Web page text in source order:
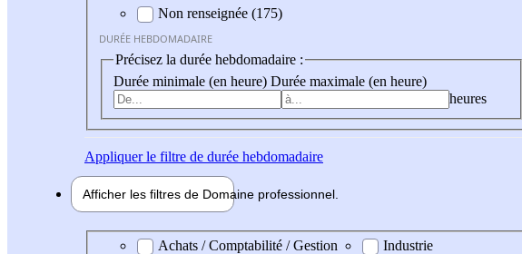
Non renseignée (175)
DURÉE HEBDOMADAIRE
Précisez la durée hebdomadaire :
Durée minimale (en heure) Durée maximale (en heure)
heures
Appliquerle filtre de durée hebdomadaire
Afficher les filtres de Domaine professionnel
Domaine professionel
Achats / Comptabilité / Gestion
Industrie